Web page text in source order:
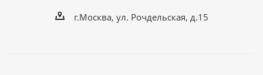
г.Москва, ул. Рочдельская, д.15